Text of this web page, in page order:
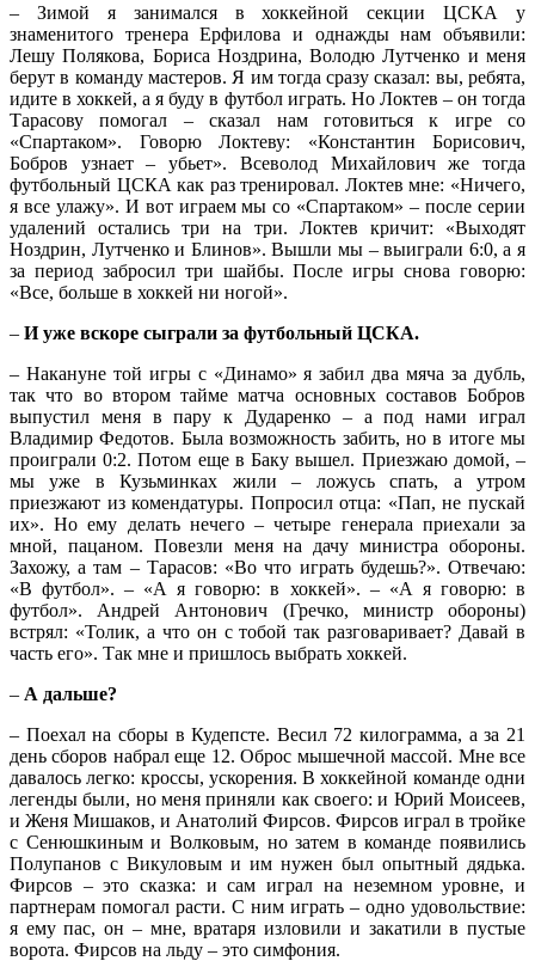
– Зимой я занимался в хоккейной секции ЦСКА у
знаменитого тренера Ерфилова и однажды нам объявили:
Лешу Полякова, Бориса Ноздрина, Володю Лутченко и меня
берут в команду мастеров. Я им тогда сразу сказал: вы, ребята,
идите в хоккей, а я буду в футбол играть. Но Локтев – он тогда
Тарасову помогал – сказал нам готовиться к игре со
«Спартаком». Говорю Локтеву: «Константин Борисович,
Бобров узнает – убьет». Всеволод Михайлович же тогда
футбольный ЦСКА как раз тренировал. Локтев мне: «Ничего,
я все улажу». И вот играем мы со «Спартаком» – после серии
удалений остались три на три. Локтев кричит: «Выходят
Ноздрин, Лутченко и Блинов». Вышли мы – выиграли 6:0, а я
за период забросил три шайбы. После игры снова говорю:
«Все, больше в хоккей ни ногой».
– И уже вскоре сыграли за футбольный ЦСКА.
– Накануне той игры с «Динамо» я забил два мяча за дубль,
так что во втором тайме матча основных составов Бобров
выпустил меня в пару к Дударенко – а под нами играл
Владимир Федотов. Была возможность забить, но в итоге мы
проиграли 0:2. Потом еще в Баку вышел. Приезжаю домой, –
мы уже в Кузьминках жили – ложусь спать, а утром
приезжают из комендатуры. Попросил отца: «Пап, не пускай
их». Но ему делать нечего – четыре генерала приехали за
мной, пацаном. Повезли меня на дачу министра обороны.
Захожу, а там – Тарасов: «Во что играть будешь?». Отвечаю:
«В футбол». – «А я говорю: в хоккей». – «А я говорю: в
футбол». Андрей Антонович (Гречко, министр обороны)
встрял: «Толик, а что он с тобой так разговаривает? Давай в
часть его». Так мне и пришлось выбрать хоккей.
– А дальше?
– Поехал на сборы в Кудепсте. Весил 72 килограмма, а за 21
день сборов набрал еще 12. Оброс мышечной массой. Мне все
давалось легко: кроссы, ускорения. В хоккейной команде одни
легенды были, но меня приняли как своего: и Юрий Моисеев,
и Женя Мишаков, и Анатолий Фирсов. Фирсов играл в тройке
с Сенюшкиным и Волковым, но затем в команде появились
Полупанов с Викуловым и им нужен был опытный дядька.
Фирсов – это сказка: и сам играл на неземном уровне, и
партнерам помогал расти. С ним играть – одно удовольствие:
я ему пас, он – мне, вратаря изловили и закатили в пустые
ворота. Фирсов на льду – это симфония.